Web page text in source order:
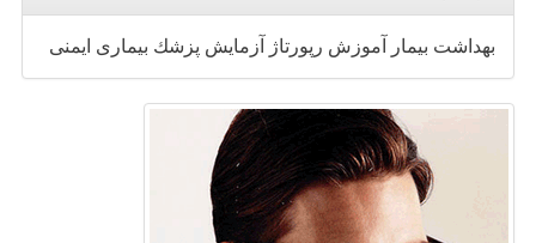
بهداشت بیمار آموزش رپورتاژ آزمایش پزشك بیماری ایمنی